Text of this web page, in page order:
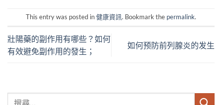
This entry was posted in健康資訊. Bookmark the permalink.
壯陽藥的副作用有哪些？如何
有效避免副作用的發生；
如何预防前列腺炎的发生